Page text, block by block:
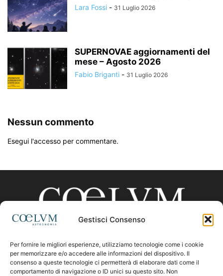
Gestisci Consenso
Per fornire le migliori esperienze, utilizziamo tecnologie come i cookie
per memorizzare e/o accedere alle informazioni del dispositivo. Il
consenso a queste tecnologie ci permetterà di elaborare dati come il
comportamento di navigazione o ID unici su questo sito. Non
Lara Fossi - 31 Luglio 2026
SUPERNOVAE aggiornamenti del
mese – Agosto 2026
Fabio Briganti - 31 Luglio 2026
Nessun commento
Esegui l'accesso per commentare.
CHI SIAMO